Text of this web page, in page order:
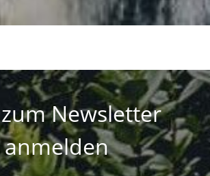
Newsletter
anmelden